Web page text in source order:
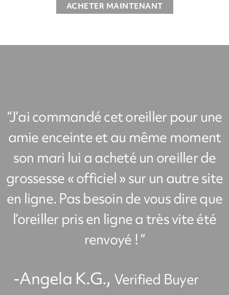
ACHETER MAINTENANT
“J’ai commandé cet oreiller pour une
amie enceinte et au même moment
son mari lui a acheté un oreiller de
grossesse « officiel » sur un autre site
en ligne. Pas besoin de vous dire que
l’oreiller pris en ligne a très vite été
renvoyé ! ”
-Angela K.G., Verified Buyer